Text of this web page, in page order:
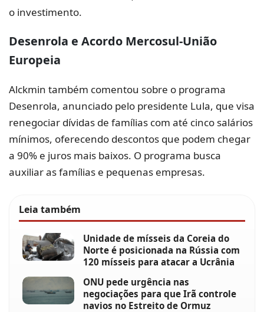
o investimento.
Desenrola e Acordo Mercosul-União
Europeia
Alckmin também comentou sobre o programa
Desenrola, anunciado pelo presidente Lula, que visa
renegociar dívidas de famílias com até cinco salários
mínimos, oferecendo descontos que podem chegar
a 90% e juros mais baixos. O programa busca
auxiliar as famílias e pequenas empresas.
Leia também
Unidade de mísseis da Coreia do
Norte é posicionada na Rússia com
120 mísseis para atacar a Ucrânia
ONU pede urgência nas
negociações para que Irã controle
navios no Estreito de Ormuz